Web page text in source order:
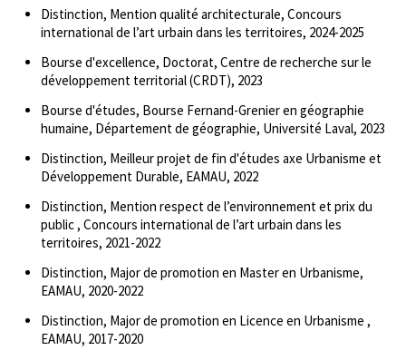
Distinction, Mention qualité architecturale, Concours
international de l’art urbain dans les territoires, 2024-2025
Bourse d'excellence, Doctorat, Centre de recherche sur le
développement territorial (CRDT), 2023
Bourse d'études, Bourse Fernand-Grenier en géographie
humaine, Département de géographie, Université Laval, 2023
Distinction, Meilleur projet de fin d'études axe Urbanisme et
Développement Durable, EAMAU, 2022
Distinction, Mention respect de l’environnement et prix du
public , Concours international de l’art urbain dans les
territoires, 2021-2022
Distinction, Major de promotion en Master en Urbanisme,
EAMAU, 2020-2022
Distinction, Major de promotion en Licence en Urbanisme ,
EAMAU, 2017-2020